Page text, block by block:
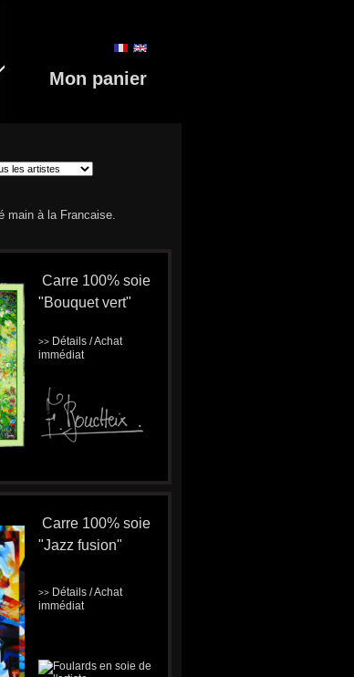
Mon panier
main à la Francaise.
Carre 100% soie
"Bouquet vert"
>> Détails / Achat
immédiat
Carre 100% soie
"Jazz fusion"
>> Détails / Achat
immédiat